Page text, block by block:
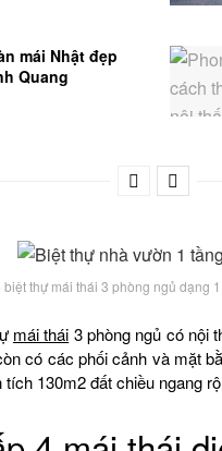
mái Nhật đẹp
Quang
thự mái thái 3 phòng ngủ dạng
mái thái 3 phòng ngủ có nội
có các phối cảnh và mặt
tích 130m2 đất chiều ngang